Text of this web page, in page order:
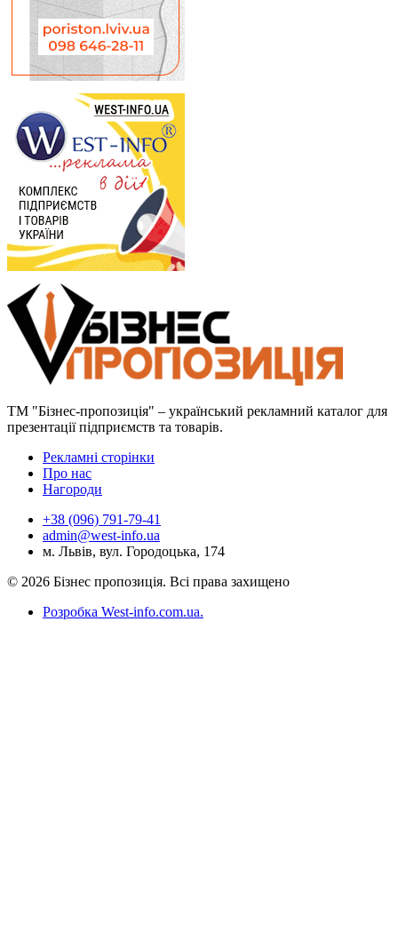
ТМ "Бізнес-пропозиція" – український рекламний каталог для
презентації підприємств та товарів.
Рекламні сторінки
Про нас
Нагороди
+38 (096) 791-79-41
admin@west-info.ua
м. Львів, вул. Городоцька, 174
© 2026 Бізнес пропозиція. Всі права захищено
Розробка West-info.com.ua.